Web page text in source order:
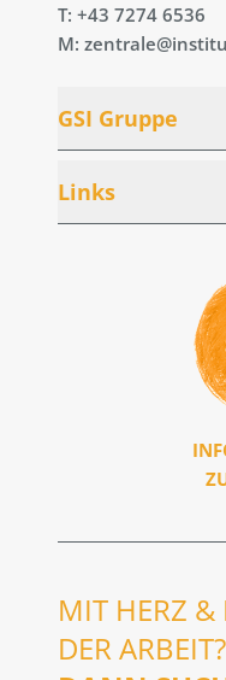
T: +43 7274 6536
M:
GSI Gruppe
Links
MIT HERZ &
DER ARBEIT?